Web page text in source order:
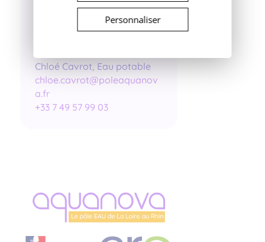
Chloé Cavrot, Eau potable
chloe.cavrot@poleaquanov
a.fr
+33 7 49 57 99 03
Personnaliser